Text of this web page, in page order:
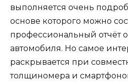
выполняется очень
основе которого можно
профессиональный отчёт
автомобиля. Но самое
раскрывается при
толщиномера и